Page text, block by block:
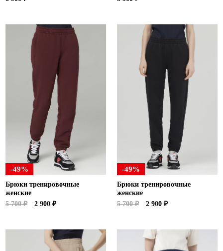
-49%
Брюки тренировочные
женские
5 700 ₽
2 900 ₽
-49%
Брюки тренировочные
женские
5 700 ₽
2 900 ₽